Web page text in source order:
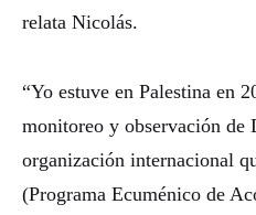
relata Nicolás.
“Yo estuve en Palestina en
monitoreo y observación de
organización internacional
(Programa Ecuménico de